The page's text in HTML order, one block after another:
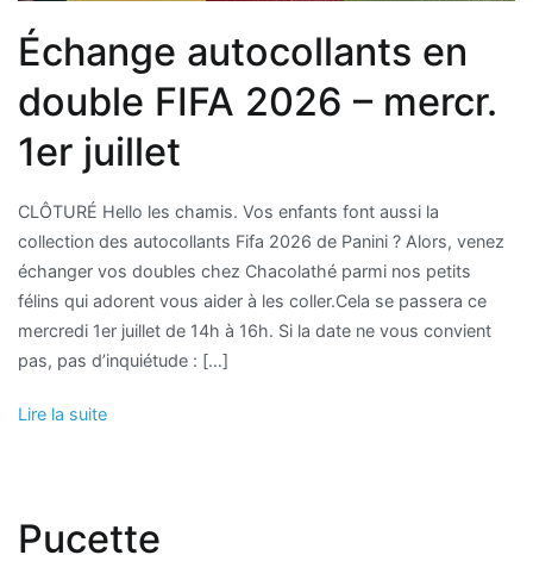
Échange autocollants en
double FIFA 2026 – mercr.
1er juillet
CLÔTURÉ Hello les chamis. Vos enfants font aussi la
collection des autocollants Fifa 2026 de Panini ? Alors, venez
échanger vos doubles chez Chacolathé parmi nos petits
félins qui adorent vous aider à les coller.Cela se passera ce
mercredi 1er juillet de 14h à 16h. Si la date ne vous convient
pas, pas d’inquiétude : […]
Lire la suite
Pucette